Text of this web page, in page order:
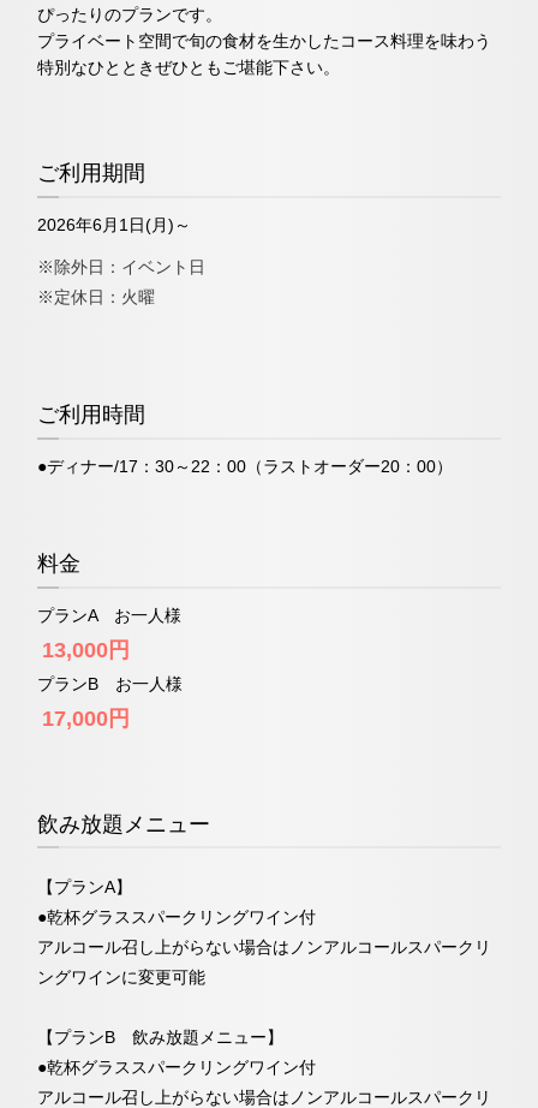
ぴったりのプランです。
プライベート空間で旬の食材を生かしたコース料理を味わう
特別なひとときぜひともご堪能下さい。
ご利用期間
2026年6月1日(月)～
※除外日：イベント日
※定休日：火曜
ご利用時間
●ディナー/17：30～22：00（ラストオーダー20：00）
料金
プランA お一人様
13,000円
プランB お一人様
17,000円
飲み放題メニュー
【プランA】
●乾杯グラススパークリングワイン付
アルコール召し上がらない場合はノンアルコールスパークリ
ングワインに変更可能
【プランB 飲み放題メニュー】
●乾杯グラススパークリングワイン付
アルコール召し上がらない場合はノンアルコールスパークリ
ネットで予約する
（受付時間 11:30～20:00）